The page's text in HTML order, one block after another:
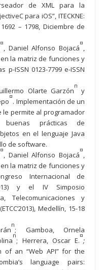
de XML para la
para iOS”, ITECKNE:
– 1798, Diciembre de
¤
, Daniel Alfonso Bojacá
¤
,
la matriz de funciones y
p-ISSN 0123-7799 e-ISSN
Olarte Garzón
n
y
¤
. Implementación de un
le permite al programador
buenas prácticas de
en el lenguaje Java
de software.
¤
, Daniel Alfonso Bojacá
¤
,
la matriz de funciones y
Internacional de
y el IV Simposio
Telecomunicaciones y
Medellín, 15-18
n
; Gamboa, Ornela
n
; Herrera, Oscar E.
¤
;
of an “Web API” for the
language pairs: